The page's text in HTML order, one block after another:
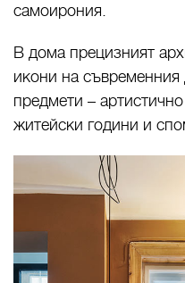
самоирония.
В дома прецизният
икони на съвременния
предмети –
житейски години и